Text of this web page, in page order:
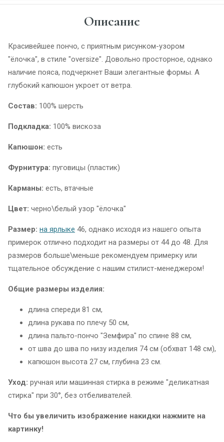
Описание
Красивейшее пончо, с приятным рисунком-узором
"ёлочка", в стиле "oversize". Довольно просторное, однако
наличие пояса, подчеркнет Ваши элегантные формы. А
глубокий капюшон укроет от ветра.
Состав: 100% шерсть
Подкладка: 100% вискоза
Капюшон: есть
Фурнитура: пуговицы (пластик)
Карманы: есть, втачные
Цвет: черно\белый узор "ёлочка"
Размер: на ярлыке 46, однако исходя из нашего опыта
примерок отлично подходит на размеры от 44 до 48. Для
размеров больше\меньше рекомендуем примерку или
тщательное обсуждение с нашим стилист-менеджером!
Общие размеры изделия:
длина спереди 81 см,
длина рукава по плечу 50 см,
длина пальто-пончо "Земфира" по спине 88 см,
от шва до шва по низу изделия 74 см (обхват 148 см),
капюшон высота 27 см, глубина 23 см.
Уход: ручная или машинная стирка в режиме "деликатная
стирка" при 30°, без отбеливателей.
Что бы увеличить изображение накидки нажмите на
картинку!